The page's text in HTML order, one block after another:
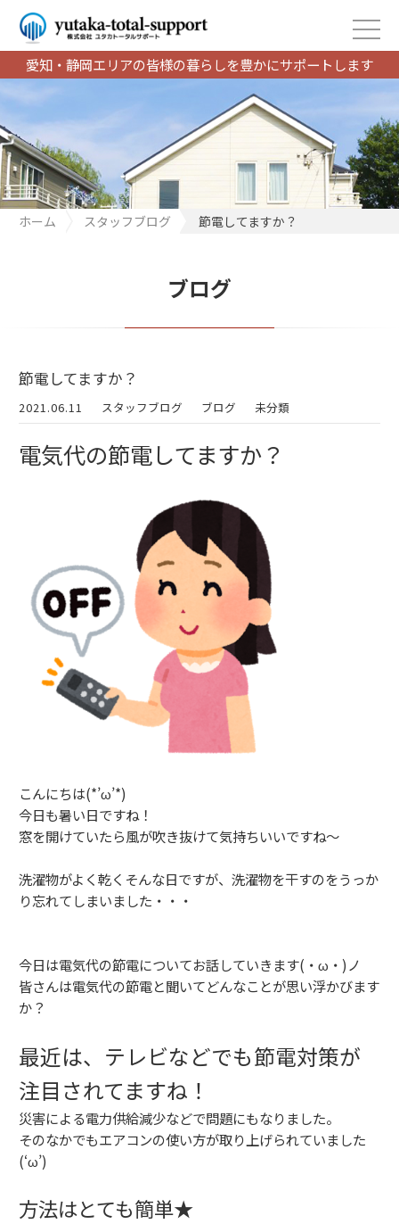
愛知・静岡エリアの皆様の暮らしを豊かにサポートします
ホーム スタッフブログ 節電してますか？
ブログ
節電してますか？
2021.06.11 スタッフブログ ブログ 未分類
電気代の節電してますか？
こんにちは(*’ω’*)
今日も暑い日ですね！
窓を開けていたら風が吹き抜けて気持ちいいですね～
洗濯物がよく乾くそんな日ですが、洗濯物を干すのをうっか
り忘れてしまいました・・・
今日は電気代の節電についてお話していきます(・ω・)ノ
皆さんは電気代の節電と聞いてどんなことが思い浮かびます
か？
最近は、テレビなどでも節電対策が
注目されてますね！
災害による電力供給減少などで問題にもなりました。
そのなかでもエアコンの使い方が取り上げられていました
(‘ω’)
方法はとても簡単★